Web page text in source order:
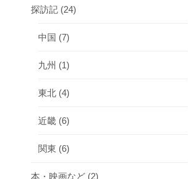
探訪記 (24)
中国 (7)
九州 (1)
東北 (4)
近畿 (6)
関東 (6)
本・映画など (2)